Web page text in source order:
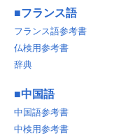
■フランス語
フランス語参考書
仏検用参考書
辞典
■中国語
中国語参考書
中検用参考書